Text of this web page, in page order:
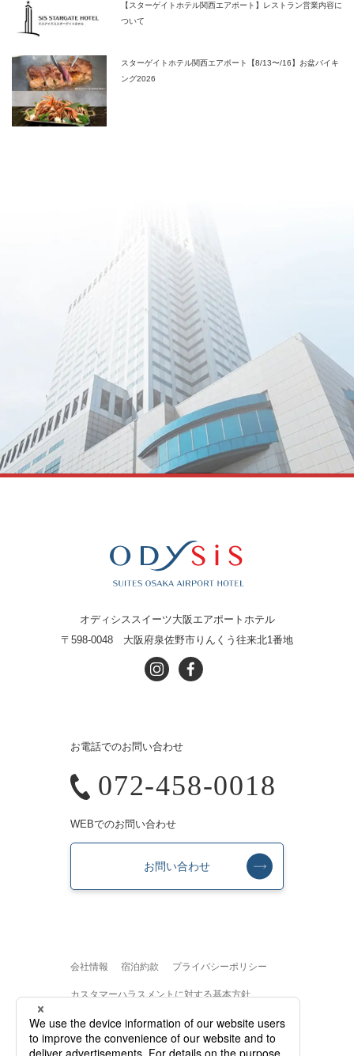
【スターゲイトホテル関西エアポート】レストラン営業内容に
ついて
スターゲイトホテル関西エアポート【8/13〜/16】お盆バイキ
ング2026
オディシススイーツ大阪エアポートホテル
〒598-0048 大阪府泉佐野市りんくう往来北1番地
お電話でのお問い合わせ
072-458-0018
WEBでのお問い合わせ
お問い合わせ
会社情報 宿泊約款 プライバシーポリシー
カスタマーハラスメントに対する基本方針
採用情報 サイトマップ